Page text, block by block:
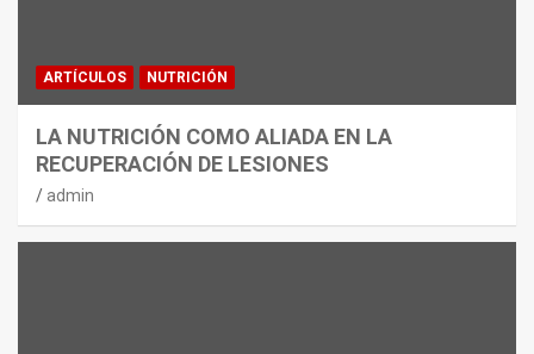
ARTÍCULOS NUTRICIÓN
LA NUTRICIÓN COMO ALIADA EN LA
RECUPERACIÓN DE LESIONES
admin